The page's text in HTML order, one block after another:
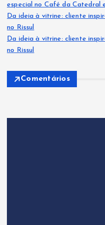
especial no Café da Catedral
Da ideia à vitrine: cliente
no Rissul
Da ideia à vitrine: cliente
no Rissul
Comentários